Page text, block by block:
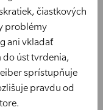
čiastkových
problémy
ani vkladať
úst tvrdenia,
sprístupňuje
pravdu od